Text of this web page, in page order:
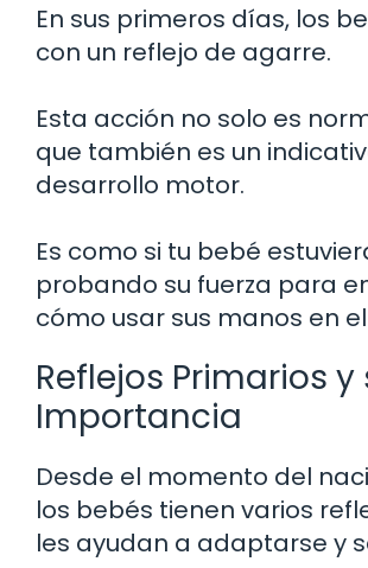
En sus primeros días, los
con un reflejo de agarre.
Esta acción no solo es
que también es un
desarrollo motor.
Es como si tu bebé
probando su fuerza para
cómo usar sus manos en
Reflejos Primarios y
Importancia
Desde el momento del
los bebés tienen varios
les ayudan a adaptarse y